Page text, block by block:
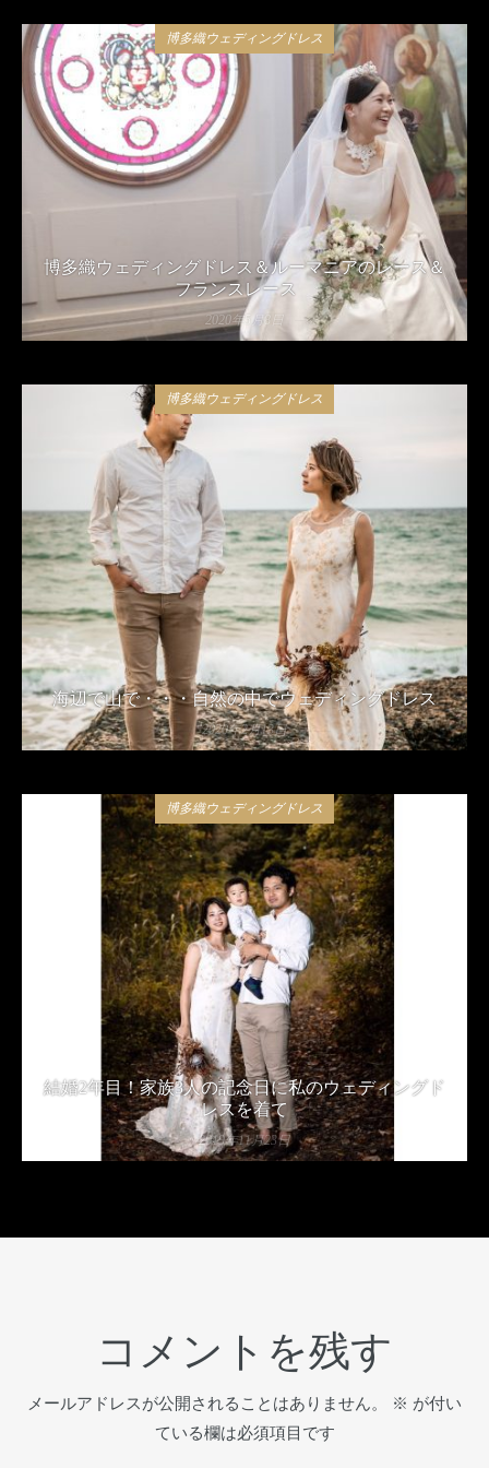
博多織ウェディングドレス
博多織ウェディングドレス＆ルーマニアのレース＆
フランスレース
2020年5月8日
博多織ウェディングドレス
海辺で山で・・・自然の中でウェディングドレス
2020年2月13日
博多織ウェディングドレス
結婚2年目！家族3人の記念日に私のウェディングド
レスを着て
2019年11月23日
コメントを残す
メールアドレスが公開されることはありません。 ※ が付い
ている欄は必須項目です